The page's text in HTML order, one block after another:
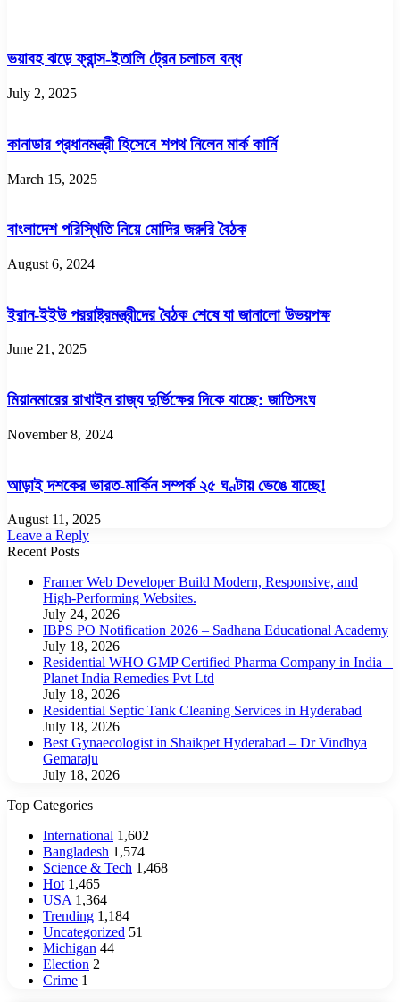
ভয়াবহ ঝড়ে ফ্রান্স-ইতালি ট্রেন চলাচল বন্ধ
July 2, 2025
কানাডার প্রধানমন্ত্রী হিসেবে শপথ নিলেন মার্ক কার্নি
March 15, 2025
বাংলাদেশ পরিস্থিতি নিয়ে মোদির জরুরি বৈঠক
August 6, 2024
ইরান-ইইউ পররাষ্ট্রমন্ত্রীদের বৈঠক শেষে যা জানালো উভয়পক্ষ
June 21, 2025
মিয়ানমারের রাখাইন রাজ্য দুর্ভিক্ষের দিকে যাচ্ছে: জাতিসংঘ
November 8, 2024
আড়াই দশকের ভারত-মার্কিন সম্পর্ক ২৫ ঘণ্টায় ভেঙে যাচ্ছে!
August 11, 2025
Leave a Reply
Recent Posts
Framer Web Developer Build Modern, Responsive, and
High-Performing Websites.
July 24, 2026
IBPS PO Notification 2026 – Sadhana Educational Academy
July 18, 2026
Residential WHO GMP Certified Pharma Company in India –
Planet India Remedies Pvt Ltd
July 18, 2026
Residential Septic Tank Cleaning Services in Hyderabad
July 18, 2026
Best Gynaecologist in Shaikpet Hyderabad – Dr Vindhya
Gemaraju
July 18, 2026
Top Categories
International 1,602
Bangladesh 1,574
Science & Tech 1,468
Hot 1,465
USA 1,364
Trending 1,184
Uncategorized 51
Michigan 44
Election 2
Crime 1